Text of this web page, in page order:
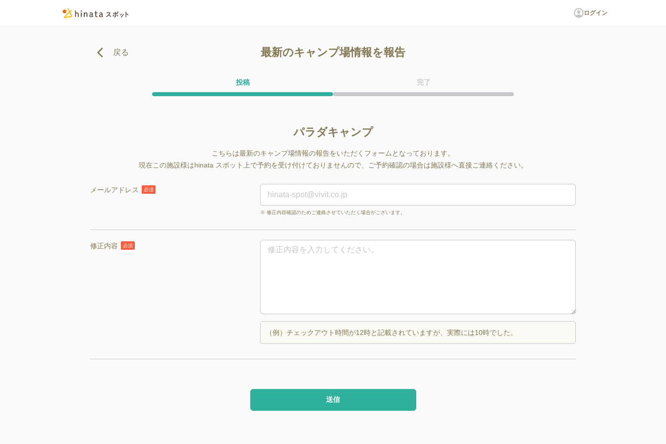
ログイン
戻る 最新のキャンプ場情報を報告
投稿 完了
パラダキャンプ
こちらは最新のキャンプ場情報の報告をいただくフォームとなっております。
現在この施設様はhinata スポット上で予約を受け付けておりませんので、ご予約確認の場合は施設様へ直接ご連絡ください。
メールアドレス 必須
※ 修正内容確認のためご連絡させていただく場合がございます。
修正内容 必須
（例）チェックアウト時間が12時と記載されていますが、実際には10時でした。
送信